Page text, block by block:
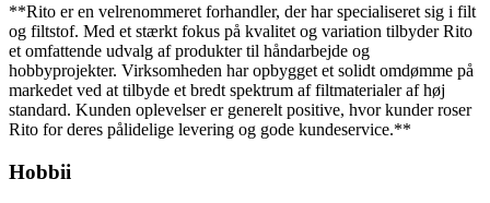
**Rito er en velrenommeret forhandler, der har specialiseret sig i filt
og filtstof. Med et stærkt fokus på kvalitet og variation tilbyder Rito
et omfattende udvalg af produkter til håndarbejde og
hobbyprojekter. Virksomheden har opbygget et solidt omdømme på
markedet ved at tilbyde et bredt spektrum af filtmaterialer af høj
standard. Kunden oplevelser er generelt positive, hvor kunder roser
Rito for deres pålidelige levering og gode kundeservice.**
Hobbii